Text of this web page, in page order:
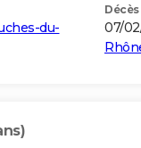
du-
Décès
07/